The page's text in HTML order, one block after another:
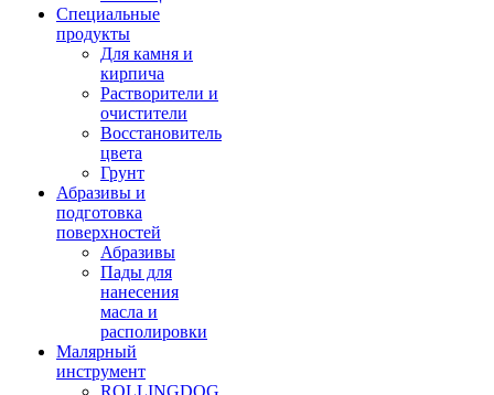
Специальные
продукты
Для камня и
кирпича
Растворители и
очистители
Восстановитель
цвета
Грунт
Абразивы и
подготовка
поверхностей
Абразивы
Пады для
нанесения
масла и
располировки
Малярный
инструмент
ROLLINGDOG